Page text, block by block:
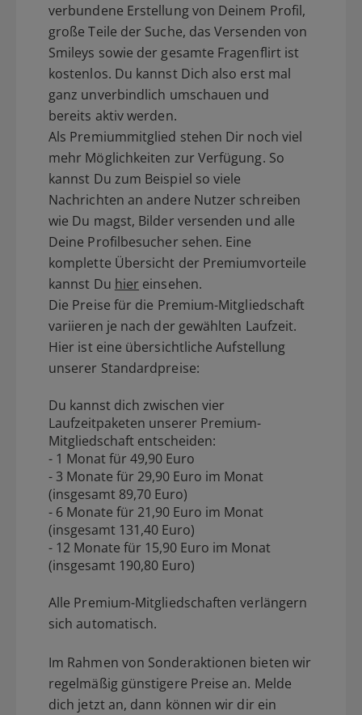
verbundene Erstellung von Deinem Profil,
große Teile der Suche, das Versenden von
Smileys sowie der gesamte Fragenflirt ist
kostenlos. Du kannst Dich also erst mal
ganz unverbindlich umschauen und
bereits aktiv werden.
Als Premiummitglied stehen Dir noch viel
mehr Möglichkeiten zur Verfügung. So
kannst Du zum Beispiel so viele
Nachrichten an andere Nutzer schreiben
wie Du magst, Bilder versenden und alle
Deine Profilbesucher sehen. Eine
komplette Übersicht der Premiumvorteile
kannst Du hier einsehen.
Die Preise für die Premium-Mitgliedschaft
variieren je nach der gewählten Laufzeit.
Hier ist eine übersichtliche Aufstellung
unserer Standardpreise:
Du kannst dich zwischen vier
Laufzeitpaketen unserer Premium-
Mitgliedschaft entscheiden:
- 1 Monat für 49,90 Euro
- 3 Monate für 29,90 Euro im Monat
(insgesamt 89,70 Euro)
- 6 Monate für 21,90 Euro im Monat
(insgesamt 131,40 Euro)
- 12 Monate für 15,90 Euro im Monat
(insgesamt 190,80 Euro)
Alle Premium-Mitgliedschaften verlängern
sich automatisch.
Im Rahmen von Sonderaktionen bieten wir
regelmäßig günstigere Preise an. Melde
dich jetzt an, dann können wir dir ein